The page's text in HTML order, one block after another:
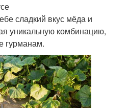
сладкий вкус мёда и
уникальную комбинацию,
гурманам.